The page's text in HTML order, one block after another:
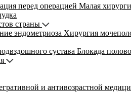
перед операцией Малая
страны
эндометриоза Хирургия
сустава Блокада
и антивозрастной